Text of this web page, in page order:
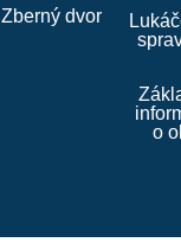
Zberný dvor
o